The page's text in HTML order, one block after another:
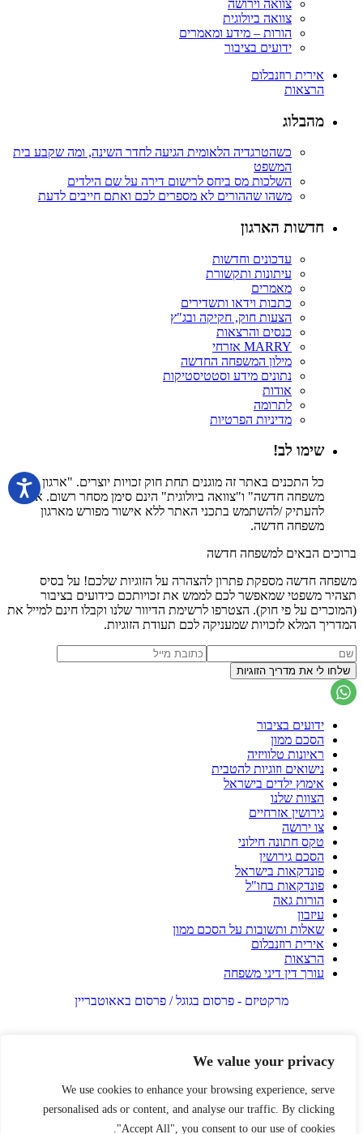
We value your privacy
We use cookies to enhance your browsing experience, serve
personalised ads or content, and analyse our traffic. By clicking
"Accept All", you consent to our use of cookies.
צוואה וירושה
צוואה ביולוגית
הורות – מידע ומאמרים
ידועים בציבור
אירית רוזנבלום
הרצאות
מהבלוג
כשהטרגדיה הלאומית הגיעה לחדר השינה, ומה שקבע בית
המשפט
השלכות מס ביחס לרישום דירה על שם הילדים
משהו שההורים לא מספרים לכם ואתם חייבים לדעת
חדשות הארגון
עדכונים וחדשות
עיתונות ותקשורת
מאמרים
כתבות וידאו ותשדירים
הצעות חוק, חקיקה ובג"ץ
כנסים והרצאות
MARRY אזרחי
מילון המשפחה החדשה
נתונים מידע וסטטיסטיקות
אודות
לתרומה
מדיניות הפרטיות
שימו לב!
כל התכנים באתר זה מוגנים תחת חוק זכויות יוצרים. "ארגון
משפחה חדשה" ו"צוואה ביולוגית" הינם סימן מסחר רשום. אין
להעתיק /להשתמש בתכני האתר ללא אישור מפורש מארגון
משפחה חדשה.
ברוכים הבאים למשפחה חדשה
משפחה חדשה מספקת פתרון להצהרה על הזוגיות שלכם! על בסיס
תצהיר משפטי שמאפשר לכם לממש את זכויותכם כידועים בציבור
(המוכרים על פי חוק). הצטרפו לרשימת הדיוור שלנו וקבלו חינם למייל את
המדריך המלא לזכויות שמעניקה לכם תעודת הזוגיות.
ידועים בציבור
הסכם ממון
ראיונות טלוויזיה
נישואים וזוגיות להטבית
אימוץ ילדים בישראל
הצוות שלנו
גירושין אזרחיים
צו ירושה
טקס חתונה חילוני
הסכם גירושין
פונדקאות בישראל
פונדקאות בחו"ל
הורות גאה
עיזבון
שאלות ותשובות על הסכם ממון
אירית רוזנבלום
הרצאות
עורך דין דיני משפחה
מרקטיזם - פרסום בגוגל / פרסום באאוטבריין